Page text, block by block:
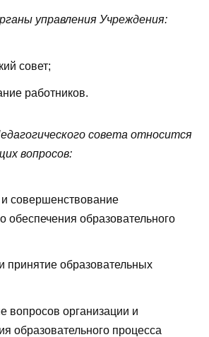
управления Учреждения:
совет;
работников.
совета относится
вопросов:
и совершенствование
обеспечения образовательного
принятие образовательных
вопросов организации и
образовательного процесса